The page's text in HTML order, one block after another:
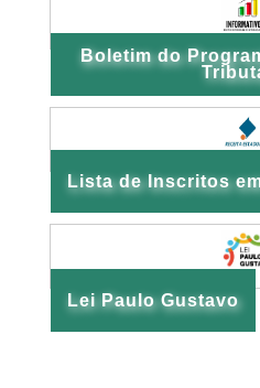
Boletim do
Lista de Inscritos
Lei Paulo Gustavo